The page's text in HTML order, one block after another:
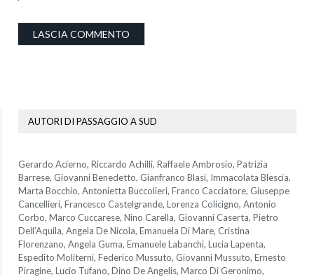
AUTORI DI PASSAGGIO A SUD
Gerardo Acierno, Riccardo Achilli, Raffaele Ambrosio, Patrizia
Barrese, Giovanni Benedetto, Gianfranco Blasi, Immacolata Blescia,
Marta Bocchio, Antonietta Buccolieri, Franco Cacciatore, Giuseppe
Cancellieri, Francesco Castelgrande, Lorenza Colicigno, Antonio
Corbo, Marco Cuccarese, Nino Carella, Giovanni Caserta, Pietro
Dell’Aquila, Angela De Nicola, Emanuela Di Mare, Cristina
Florenzano, Angela Guma, Emanuele Labanchi, Lucia Lapenta,
Espedito Moliterni, Federico Mussuto, Giovanni Mussuto, Ernesto
Piragine, Lucio Tufano, Dino De Angelis, Marco Di Geronimo,